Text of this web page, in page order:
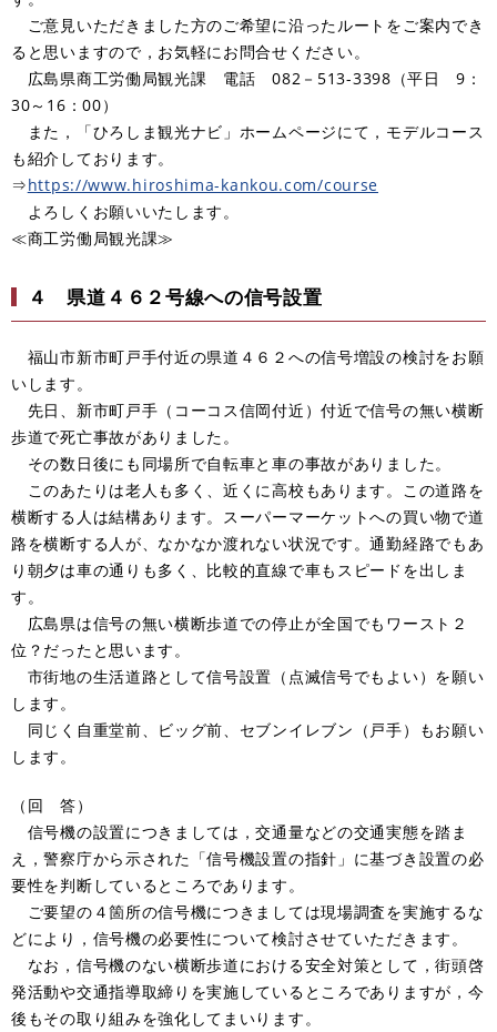
ご意見いただきました方のご希望に沿ったルートをご案内でき
ると思いますので，お気軽にお問合せください。
広島県商工労働局観光課 電話 082－513-3398（平日 9：
30～16：00）
また，「ひろしま観光ナビ」ホームページにて，モデルコース
も紹介しております。
⇒https://www.hiroshima-kankou.com/course
よろしくお願いいたします。
≪商工労働局観光課≫
４県道４６２号線への信号設置
福山市新市町戸手付近の県道４６２への信号増設の検討をお願
いします。
先日、新市町戸手（コーコス信岡付近）付近で信号の無い横断
歩道で死亡事故がありました。
その数日後にも同場所で自転車と車の事故がありました。
このあたりは老人も多く、近くに高校もあります。この道路を
横断する人は結構あります。スーパーマーケットへの買い物で道
路を横断する人が、なかなか渡れない状況です。通勤経路でもあ
り朝夕は車の通りも多く、比較的直線で車もスピードを出しま
す。
広島県は信号の無い横断歩道での停止が全国でもワースト２
位？だったと思います。
市街地の生活道路として信号設置（点滅信号でもよい）を願い
します。
同じく自重堂前、ビッグ前、セブンイレブン（戸手）もお願い
します。
（回 答）
信号機の設置につきましては，交通量などの交通実態を踏ま
え，警察庁から示された「信号機設置の指針」に基づき設置の必
要性を判断しているところであります。
ご要望の４箇所の信号機につきましては現場調査を実施するな
どにより，信号機の必要性について検討させていただきます。
なお，信号機のない横断歩道における安全対策として，街頭啓
発活動や交通指導取締りを実施しているところでありますが，今
後もその取り組みを強化してまいります。